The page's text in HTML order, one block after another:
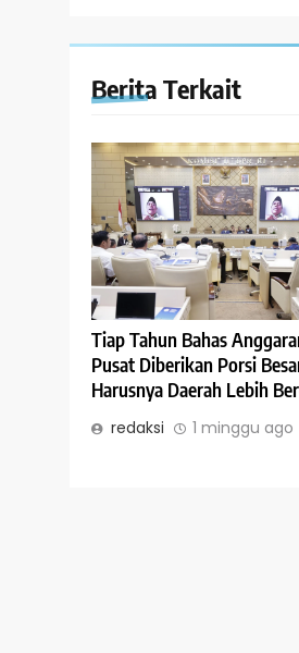
Berita Terkait
Tiap Tahun Bahas
Pusat Diberikan Porsi
Harusnya Daerah Lebih
redaksi 1 minggu ago